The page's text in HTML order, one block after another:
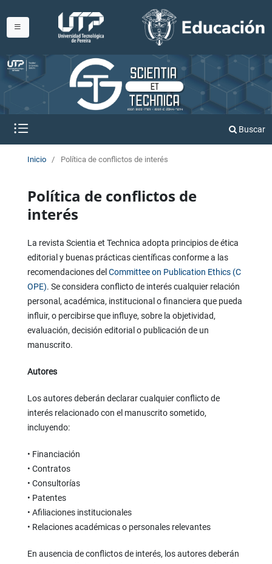
Buscar
Inicio / Política de conflictos de interés
Política de conflictos de
interés
La revista Scientia et Technica adopta principios de ética
editorial y buenas prácticas científicas conforme a las
recomendaciones del Committee on Publication Ethics (C
OPE). Se considera conflicto de interés cualquier relación
personal, académica, institucional o financiera que pueda
influir, o percibirse que influye, sobre la objetividad,
evaluación, decisión editorial o publicación de un
manuscrito.
Autores
Los autores deberán declarar cualquier conflicto de
interés relacionado con el manuscrito sometido,
incluyendo:
• Financiación
• Contratos
• Consultorías
• Patentes
• Afiliaciones institucionales
• Relaciones académicas o personales relevantes
En ausencia de conflictos de interés, los autores deberán